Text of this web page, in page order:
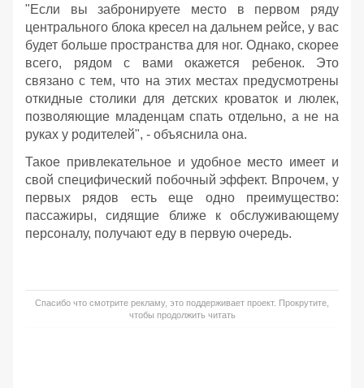
"Если вы забронируете место в первом ряду
центрального блока кресел на дальнем рейсе, у вас
будет больше пространства для ног. Однако, скорее
всего, рядом с вами окажется ребенок. Это
связано с тем, что на этих местах предусмотрены
откидные столики для детских кроваток и люлек,
позволяющие младенцам спать отдельно, а не на
руках у родителей", - объяснила она.
Такое привлекательное и удобное место имеет и
свой специфический побочный эффект. Впрочем, у
первых рядов есть еще одно преимущество:
пассажиры, сидящие ближе к обслуживающему
персоналу, получают еду в первую очередь.
Спасибо что смотрите рекламу, это поддерживает проект. Прокрутите,
чтобы продолжить читать